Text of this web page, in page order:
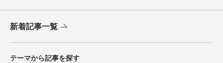
新着記事一覧
テーマから記事を探す